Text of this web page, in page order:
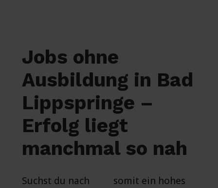
Jobs ohne
Ausbildung in Bad
Lippspringe –
Erfolg liegt
manchmal so nah
Suchst du nach
somit ein hohes